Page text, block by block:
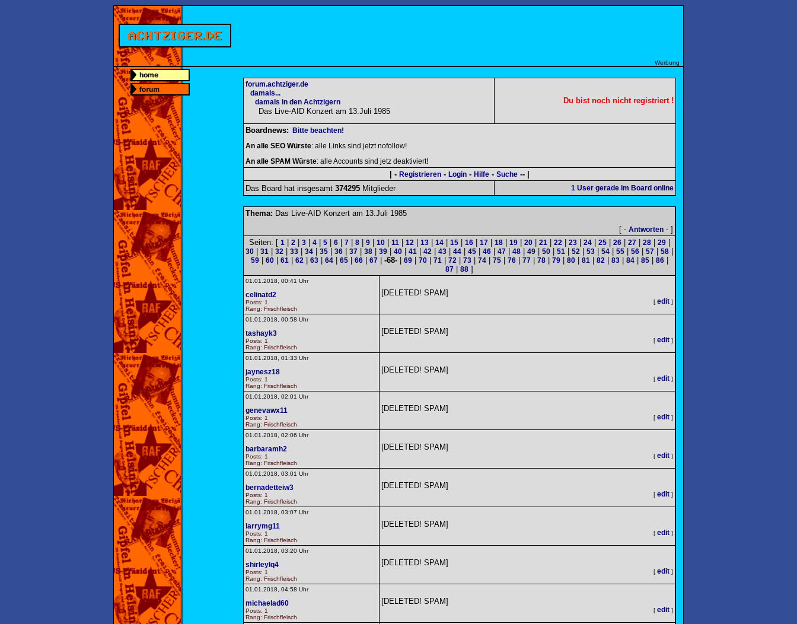
Werbung
forum.achtziger.de
damals...
damals in den Achtzigern
Das Live-AID Konzert am 13.Juli 1985
Du bist noch nicht registriert !
Boardnews:
Bitte beachten!
An alle SEO Würste: alle Links sind jetzt nofollow!
An alle SPAM Würste: alle Accounts sind jetz deaktiviert!
| - Registrieren - Login - Hilfe - Suche -- |
Das Board hat insgesamt 374295 Mitglieder 1 User gerade im Board online
Thema: Das Live-AID Konzert am 13.Juli 1985
[ - Antworten - ]
Seiten: [ 1| 2| 3| 4| 5| 6| 7| 8| 9| 10| 11| 12| 13| 14| 15| 16| 17| 18| 19| 20| 21| 22| 23| 24| 25| 26| 27| 28| 29|
30 31 32 33 34 35 36 37 38 39 40 41 42 43 44 45 46 47 48 49 50 51 52 53 54 55 56 57 58
59| 60| 61| 62| 63| 64| 65| 66| 67| -68-| 69| 70| 71| 72| 73| 74| 75| 76| 77| 78| 79| 80| 81| 82| 83| 84| 85| 86|
87 88 ]
01.01.2018, 00:41 Uhr
celinatd2
Posts: 1
Rang: Frischfleisch
[DELETED! SPAM]
[ edit ]
01.01.2018, 00:58 Uhr
tashayk3
Posts: 1
Rang: Frischfleisch
[DELETED! SPAM]
[ edit ]
01.01.2018, 01:33 Uhr
jaynesz18
Posts: 1
Rang: Frischfleisch
[DELETED! SPAM]
[ edit ]
01.01.2018, 02:01 Uhr
genevawx11
Posts: 1
Rang: Frischfleisch
[DELETED! SPAM]
[ edit ]
01.01.2018, 02:06 Uhr
barbaramh2
Posts: 1
Rang: Frischfleisch
[DELETED! SPAM]
[ edit ]
01.01.2018, 03:01 Uhr
bernadetteiw3
Posts: 1
Rang: Frischfleisch
[DELETED! SPAM]
[ edit ]
01.01.2018, 03:07 Uhr
larrymg11
Posts: 1
Rang: Frischfleisch
[DELETED! SPAM]
[ edit ]
01.01.2018, 03:20 Uhr
shirleylq4
Posts: 1
Rang: Frischfleisch
[DELETED! SPAM]
[ edit ]
01.01.2018, 04:58 Uhr
michaelad60
Posts: 1
Rang: Frischfleisch
[DELETED! SPAM]
[ edit ]